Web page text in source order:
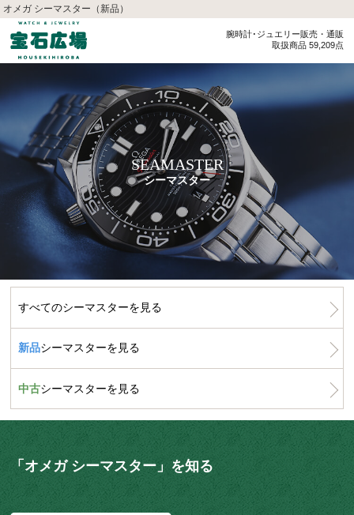
オメガ シーマスター（新品）
腕時計･ジュエリー販売・通販
取扱商品 59,209点
SEAMASTER
シーマスター
すべてのシーマスターを見る
新品シーマスターを見る
中古シーマスターを見る
「オメガ シーマスター」を知る